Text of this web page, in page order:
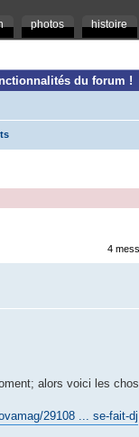
photos histoire
du forum !
4
alors voici les
29108 ... se-fait-dj